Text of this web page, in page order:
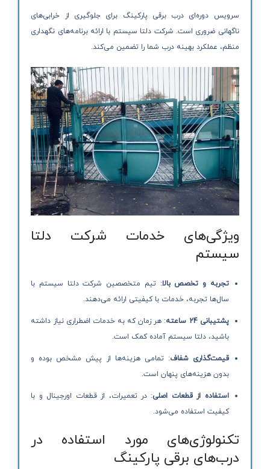
سرویس دوره‌ای درب برقی پارکینگ برای جلوگیری از خرابی‌های
ناگهانی ضروری است. شرکت دلتا سیستم با ارائه برنامه‌های نگهداری
منظم، عملکرد بهینه درب شما را تضمین می‌کند.
ویژگی‌های خدمات شرکت دلتا
سیستم
تجربه و تخصص بالا: تیم متخصصین شرکت دلتا سیستم با
سال‌ها تجربه، خدمات با کیفیتی ارائه می‌دهند.
پشتیبانی 24 ساعته
: هر زمان که به خدمات اضطراری نیاز داشته
باشید، دلتا سیستم آماده کمک است.
قیمت‌گذاری شفاف: تمامی هزینه‌ها از پیش مشخص بوده و
بدون هزینه‌های پنهان است.
استفاده از قطعات اصلی: در تعمیرات، از قطعات اورجینال و با
کیفیت استفاده می‌شود.
تکنولوژی‌های مورد استفاده در
درب‌های برقی پارکینگ